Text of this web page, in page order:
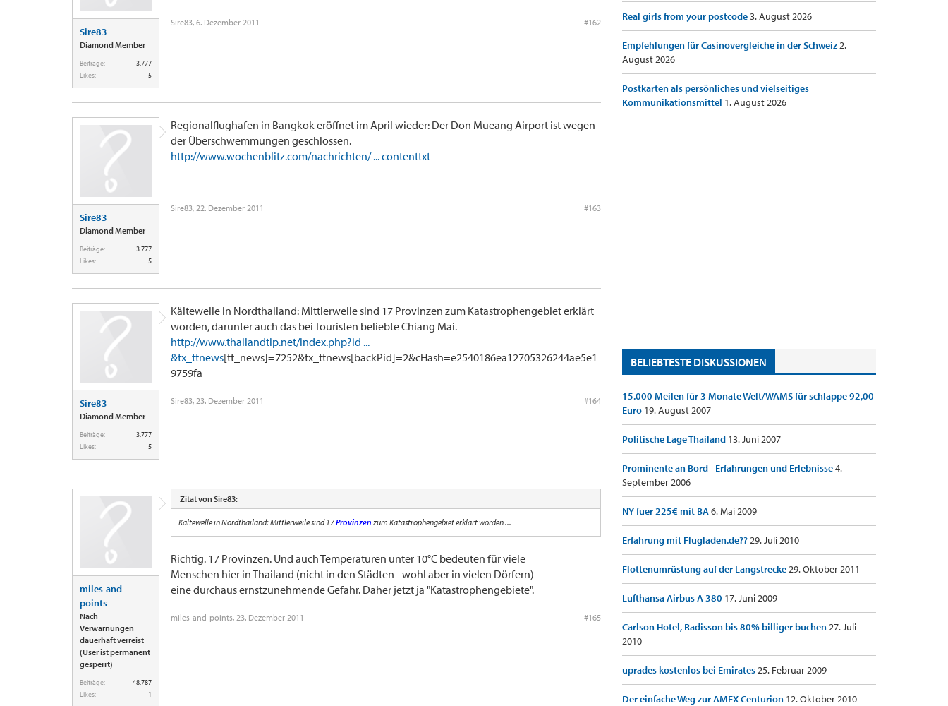
Sire83
Diamond Member
Beiträge:
3.777
Likes:
5
Sire83, 6. Dezember 2011 #162
Sire83
Diamond Member
Beiträge:
3.777
Likes:
5
Regionalflughafen in Bangkok eröffnet im April wieder: Der Don Mueang Airport ist wegen
der Überschwemmungen geschlossen.
http://www.wochenblitz.com/nachrichten/ ... contenttxt
Sire83, 22. Dezember 2011 #163
Sire83
Diamond Member
Beiträge:
3.777
Likes:
5
Kältewelle in Nordthailand: Mittlerweile sind 17 Provinzen zum Katastrophengebiet erklärt
worden, darunter auch das bei Touristen beliebte Chiang Mai.
http://www.thailandtip.net/index.php?id ...
&tx_ttnews[tt_news]=7252&tx_ttnews[backPid]=2&cHash=e2540186ea12705326244ae5e1
9759fa
Sire83, 23. Dezember 2011 #164
miles-and-
points
Nach
Verwarnungen
dauerhaft verreist
(User ist permanent
gesperrt)
Beiträge:
48.787
Likes:
1
Zitat von Sire83:
Kältewelle in Nordthailand: Mittlerweile sind 17Provinzenzum Katastrophengebiet erklärt worden ...
Richtig. 17 Provinzen. Und auch Temperaturen unter 10°C bedeuten für viele
Menschen hier in Thailand (nicht in den Städten - wohl aber in vielen Dörfern)
eine durchaus ernstzunehmende Gefahr. Daher jetzt ja "Katastrophengebiete".
miles-and-points, 23. Dezember 2011 #165
Real girls from your postcode3. August 2026
Empfehlungen für Casinovergleiche in der Schweiz2.
August 2026
Postkarten als persönliches und vielseitiges
Kommunikationsmittel 1. August 2026
BELIEBTESTE DISKUSSIONEN
15.000 Meilen für 3 Monate Welt/WAMS für schlappe 92,00
Euro 19. August 2007
Politische Lage Thailand 13. Juni 2007
Prominente an Bord - Erfahrungen und Erlebnisse4.
September 2006
NY fuer 225€ mit BA6. Mai 2009
Erfahrung mit Flugladen.de??29. Juli 2010
Flottenumrüstung auf der Langstrecke29. Oktober 2011
Lufthansa Airbus A 380 17. Juni 2009
Carlson Hotel, Radisson bis 80% billiger buchen27. Juli
2010
uprades kostenlos bei Emirates25. Februar 2009
Der einfache Weg zur AMEX Centurion 12. Oktober 2010